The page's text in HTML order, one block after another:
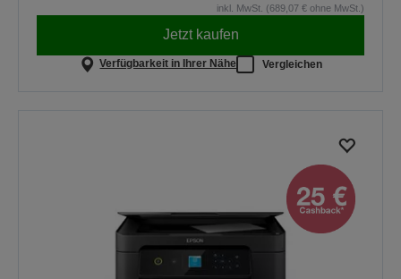
inkl. MwSt. (689,07 € ohne MwSt.)
Jetzt kaufen
Verfügbarkeit in Ihrer Nähe Vergleichen